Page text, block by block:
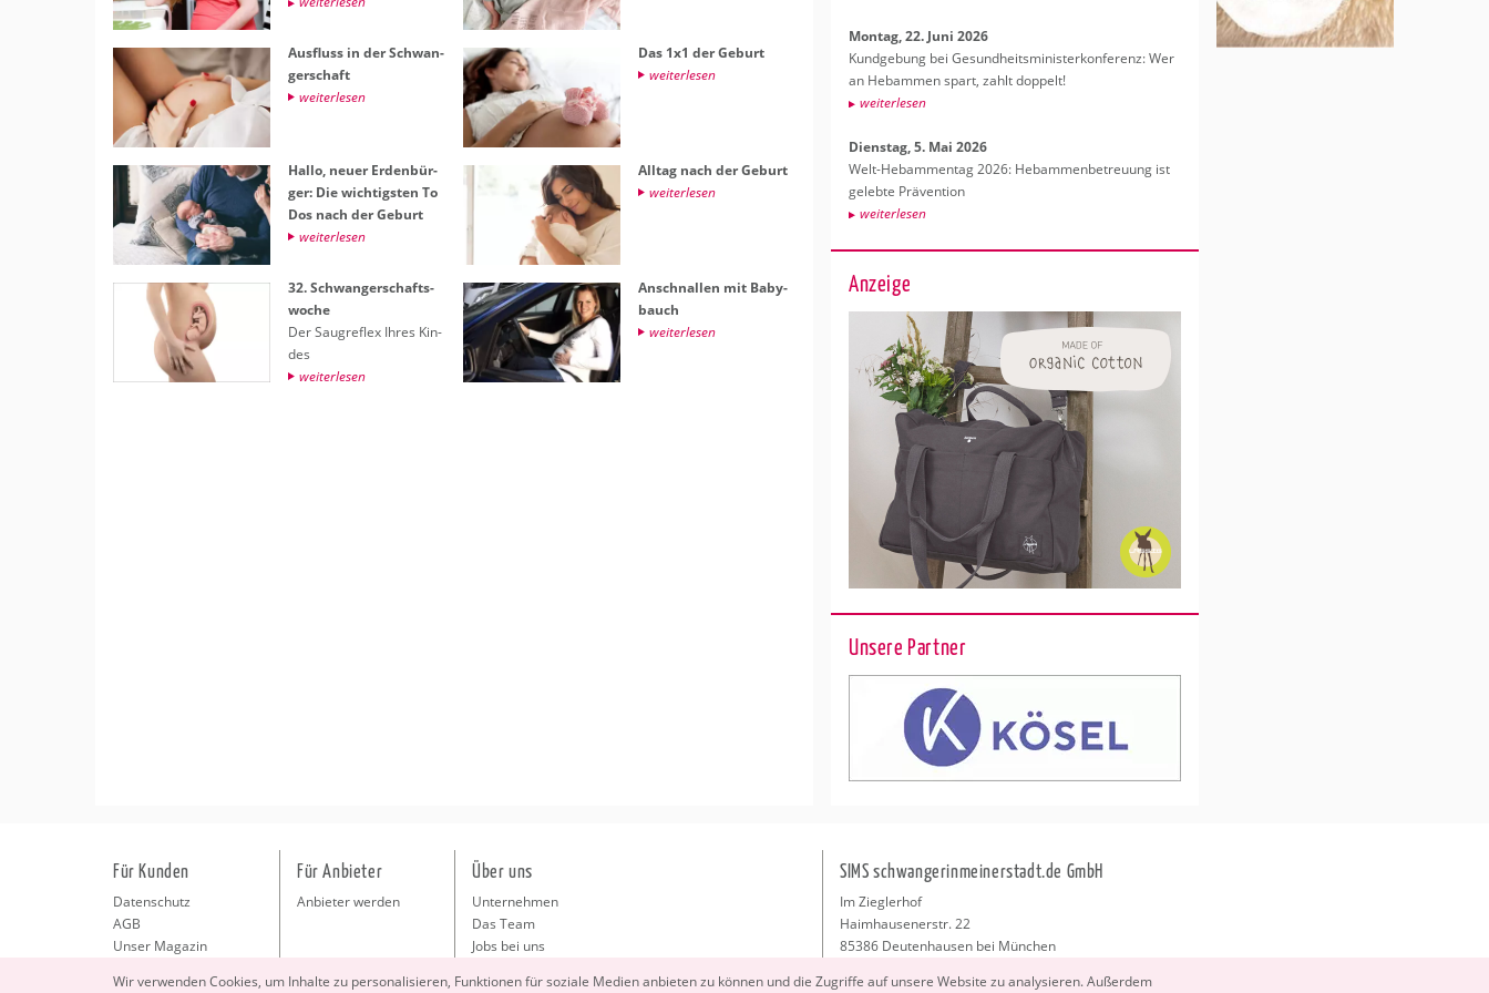
Aus­fluss in der Schwan­
ger­schaft
wei­ter­le­sen
Das 1x1 der Ge­burt
wei­ter­le­sen
Hallo, neuer Er­den­bür­
ger: Die wich­tigs­ten To
Dos nach der Ge­burt
wei­ter­le­sen
All­tag nach der Ge­burt
wei­ter­le­sen
32. Schwan­ger­schafts­
wo­che
Der Saug­re­flex Ihres Kin­
des
wei­ter­le­sen
An­schnal­len mit Ba­by­
bauch
wei­ter­le­sen
Mon­tag, 22. Juni 2026
Kund­ge­bung bei Ge­sund­heits­mi­nis­ter­kon­fe­renz: Wer
an Heb­am­men spart, zahlt dop­pelt!
wei­ter­le­sen
Diens­tag, 5. Mai 2026
Welt-Heb­am­men­tag 2026: Heb­am­men­be­treu­ung ist
ge­leb­te Prä­ven­ti­on
wei­ter­le­sen
Anzeige
Unsere Partner
Wir ver­wen­den Coo­kies, um In­hal­te zu per­so­na­li­sie­ren, Funk­tio­nen für so­zia­le Me­di­en an­bie­ten zu kön­nen und die Zu­grif­fe auf un­se­re Web­site zu ana­ly­sie­ren. Au­ßer­dem
Für Kunden
Datenschutz
AGB
Unser Magazin
Für Anbieter
Anbieter werden
Über uns
Unternehmen
Das Team
Jobs bei uns
SIMS schwangerinmeinerstadt.de GmbH
Im Zieglerhof
Haimhausenerstr. 22
85386 Deutenhausen bei München